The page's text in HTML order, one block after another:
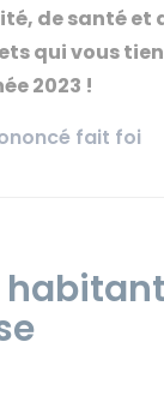
de santé et
qui vous
2023 !
fait foi